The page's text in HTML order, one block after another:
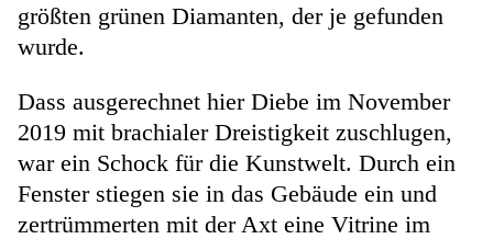
größten grünen Diamanten, der je gefunden
wurde.
Dass ausgerechnet hier Diebe im November
2019 mit brachialer Dreistigkeit zuschlugen,
war ein Schock für die Kunstwelt. Durch ein
Fenster stiegen sie in das Gebäude ein und
zertrümmerten mit der Axt eine Vitrine im